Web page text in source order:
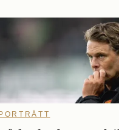
PORTRÄTT